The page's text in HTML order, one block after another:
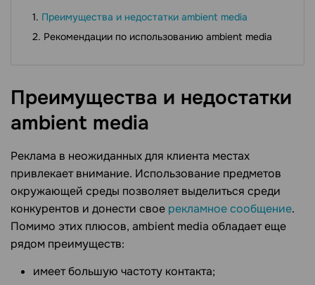
Преимущества и недостатки ambient media
Рекомендации по использованию ambient media
Преимущества и недостатки
ambient media
Реклама в неожиданных для клиента местах
привлекает внимание. Использование предметов
окружающей среды позволяет выделиться среди
конкурентов и донести свое рекламное сообщение.
Помимо этих плюсов, ambient media обладает еще
рядом преимуществ:
имеет большую частоту контакта;